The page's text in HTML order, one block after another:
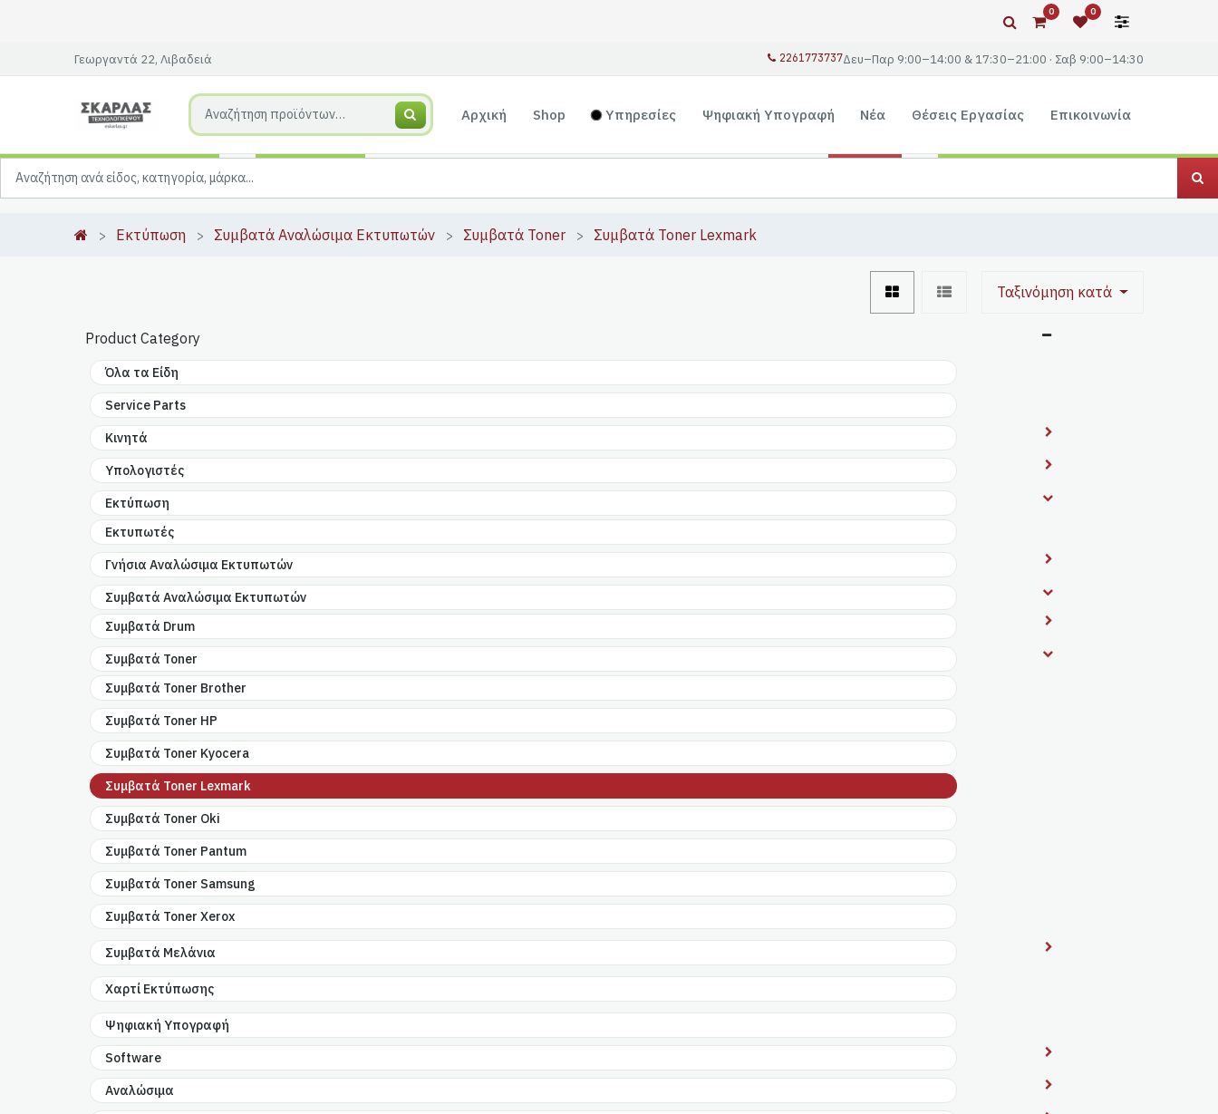
0 0
Γεωργαντά 22, Λιβαδειά 2261773737Δευ–Παρ 9:00–14:00 & 17:30–21:00 · Σαβ 9:00–14:30
Αρχική Shop Υπηρεσίες Ψηφιακή Υπογραφή Νέα Θέσεις Εργασίας Επικοινωνία
Εκτύπωση Συμβατά Αναλώσιμα Εκτυπωτών Συμβατά Toner Συμβατά Toner Lexmark
Ταξινόμηση κατά
Product Category
Όλα τα Είδη
Service Parts
Κινητά
Υπολογιστές
Εκτύπωση
Εκτυπωτές
Γνήσια Αναλώσιμα Εκτυπωτών
Συμβατά Αναλώσιμα Εκτυπωτών
Συμβατά Drum
Συμβατά Toner
Συμβατά Toner Brother
Συμβατά Toner HP
Συμβατά Toner Kyocera
Συμβατά Toner Lexmark
Συμβατά Toner Oki
Συμβατά Toner Pantum
Συμβατά Toner Samsung
Συμβατά Toner Xerox
Συμβατά Μελάνια
Χαρτί Εκτύπωσης
Ψηφιακή Υπογραφή
Software
Αναλώσιμα